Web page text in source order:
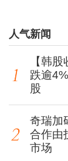
人气新闻
【韩
跌逾
股
奇瑞加
合作由
市场